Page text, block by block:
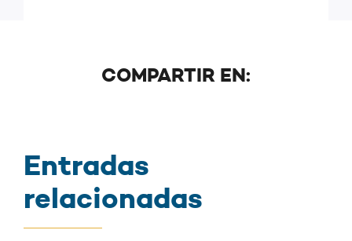
COMPARTIR EN:
Entradas
relacionadas